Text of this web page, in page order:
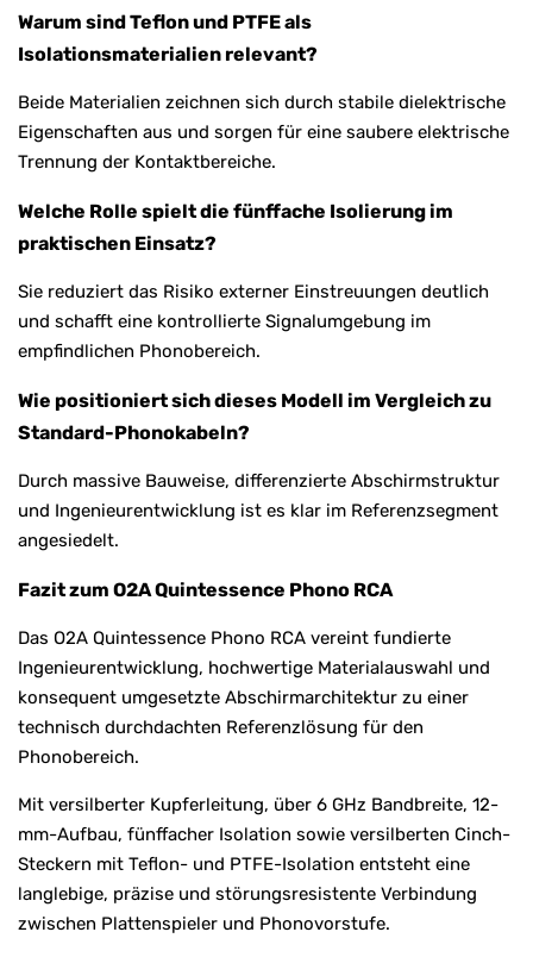
Warum sind Teflon und PTFE als
Isolationsmaterialien relevant?
Beide Materialien zeichnen sich durch stabile dielektrische
Eigenschaften aus und sorgen für eine saubere elektrische
Trennung der Kontaktbereiche.
Welche Rolle spielt die fünffache Isolierung im
praktischen Einsatz?
Sie reduziert das Risiko externer Einstreuungen deutlich
und schafft eine kontrollierte Signalumgebung im
empfindlichen Phonobereich.
Wie positioniert sich dieses Modell im Vergleich zu
Standard-Phonokabeln?
Durch massive Bauweise, differenzierte Abschirmstruktur
und Ingenieurentwicklung ist es klar im Referenzsegment
angesiedelt.
Fazit zum O2A Quintessence Phono RCA
Das O2A Quintessence Phono RCA vereint fundierte
Ingenieurentwicklung, hochwertige Materialauswahl und
konsequent umgesetzte Abschirmarchitektur zu einer
technisch durchdachten Referenzlösung für den
Phonobereich.
Mit versilberter Kupferleitung, über 6 GHz Bandbreite, 12-
mm-Aufbau, fünffacher Isolation sowie versilberten Cinch-
Steckern mit Teflon- und PTFE-Isolation entsteht eine
langlebige, präzise und störungsresistente Verbindung
zwischen Plattenspieler und Phonovorstufe.